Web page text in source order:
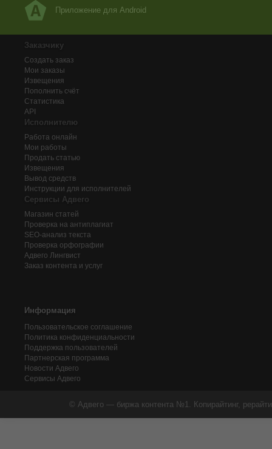
Приложение для Android
Заказчику
Создать заказ
Мои заказы
Извещения
Пополнить счёт
Статистика
API
Исполнителю
Работа онлайн
Мои работы
Продать статью
Извещения
Вывод средств
Инструкции для исполнителей
Сервисы Адвего
Магазин статей
Проверка на антиплагиат
SEO-анализ текста
Проверка орфографии
Адвего Лингвист
Заказ контента и услуг
Информация
Пользовательское соглашение
Политика конфиденциальности
Поддержка пользователей
Партнерская программа
Новости Адвего
Сервисы Адвего
© Адвего — биржа контента №1. Копирайтинг,